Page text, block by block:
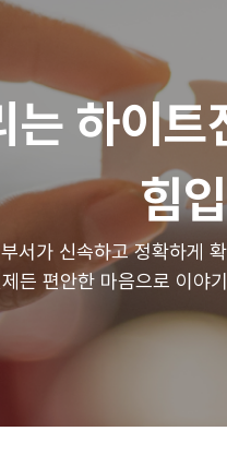
는 하이
힘
서가 신속하고 정확하게
든 편안한 마음으로 이야